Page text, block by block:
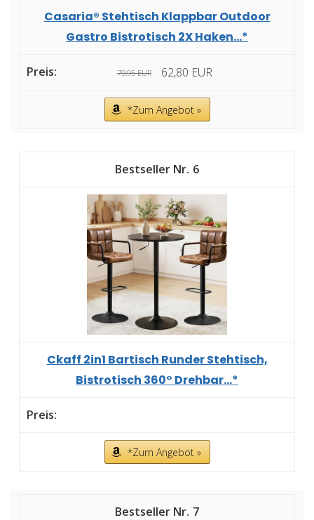
Casaria® Stehtisch Klappbar Outdoor
Gastro Bistrotisch 2X Haken...*
79,95 EUR 62,80 EUR
*Zum Angebot »
6
Ckaff 2in1 Bartisch Runder Stehtisch,
Bistrotisch 360° Drehbar...*
*Zum Angebot »
7